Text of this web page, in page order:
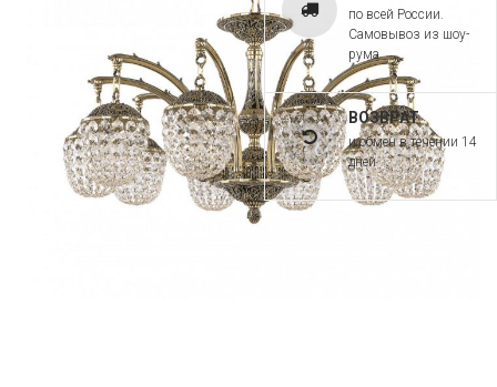
по всей России.
Самовывоз из шоу-
рума
ВОЗВРАТ
и обмен в течении 14
дней